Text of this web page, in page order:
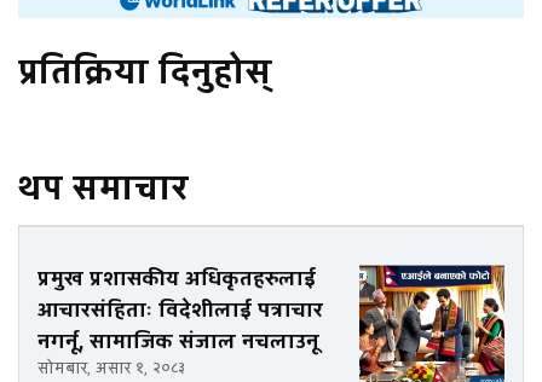
प्रतिक्रिया दिनुहोस्
थप समाचार
प्रमुख प्रशासकीय अधिकृतहरुलाई
आचारसंहिताः विदेशीलाई पत्राचार
नगर्नू, सामाजिक संजाल नचलाउनू
सोमबार, असार १, २०८३